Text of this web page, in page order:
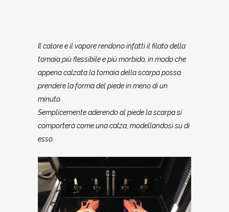
Il calore e il vapore rendono infatti il filato della
tomaia più flessibile e più morbido, in modo che
appena calzata la tomaia della scarpa possa
prendere la forma del piede in meno di un
minuto.
Semplicemente aderendo al piede la scarpa si
comporterà come una calza, modellandosi su di
esso.